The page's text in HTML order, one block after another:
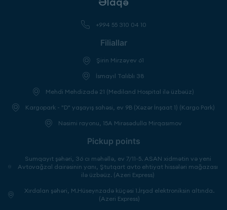
+994 55 310 04 10
Filiallar
Şirin Mirzəyev 61
İsmayıl Talıblı 38
Mehdi Mehdizadə 21 (Mediland Hospital ilə üzbəüz)
Kargopark - "D" yaşayış sahəsi, ev 9B (Xəzər İnşaat 1) (Kargo Park)
Nəsimi rayonu, 15A Mirəsədulla Mirqasımov
Pickup points
Sumqayıt şəhəri, 36 cı məhəllə, ev 7/11-5. ASAN xidmətin və yeni
Avtovağzal dairəsinin yanı, Ştutqart avto ehtiyat hissələri mağazası
ilə üzbəüz. (Azeri Express)
Xırdalan şəhəri, M.Hüseynzadə küçəsi 1.İrşad elektroniksin altında.
(Azeri Express)